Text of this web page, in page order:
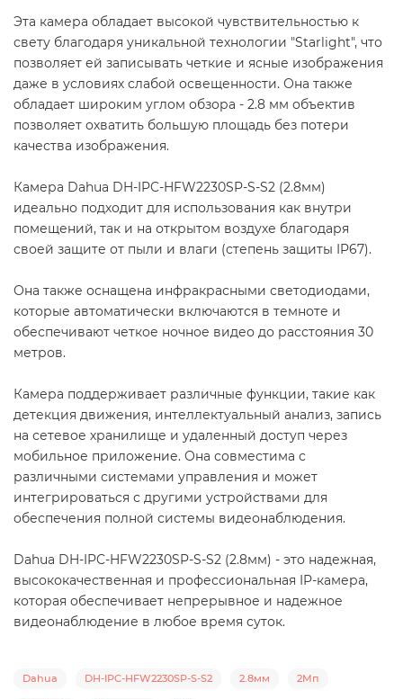
Эта камера обладает высокой чувствительностью к
свету благодаря уникальной технологии "Starlight", что
позволяет ей записывать четкие и ясные изображения
даже в условиях слабой освещенности. Она также
обладает широким углом обзора - 2.8 мм объектив
позволяет охватить большую площадь без потери
качества изображения.
Камера Dahua DH-IPC-HFW2230SP-S-S2 (2.8мм)
идеально подходит для использования как внутри
помещений, так и на открытом воздухе благодаря
своей защите от пыли и влаги (степень защиты IP67).
Она также оснащена инфракрасными светодиодами,
которые автоматически включаются в темноте и
обеспечивают четкое ночное видео до расстояния 30
метров.
Камера поддерживает различные функции, такие как
детекция движения, интеллектуальный анализ, запись
на сетевое хранилище и удаленный доступ через
мобильное приложение. Она совместима с
различными системами управления и может
интегрироваться с другими устройствами для
обеспечения полной системы видеонаблюдения.
Dahua DH-IPC-HFW2230SP-S-S2 (2.8мм) - это надежная,
высококачественная и профессиональная IP-камера,
которая обеспечивает непрерывное и надежное
видеонаблюдение в любое время суток.
Dahua DH-IPC-HFW2230SP-S-S2 2.8мм 2Mп